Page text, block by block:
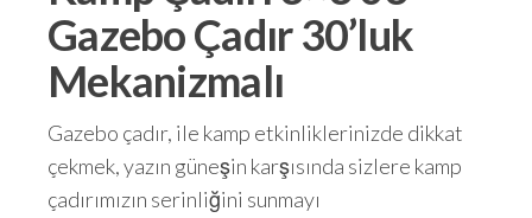
Gazebo Çadır 30’luk
Mekanizmalı
Gazebo çadır, ile kamp etkinliklerinizde dikkat
çekmek, yazın güneşin karşısında sizlere kamp
çadırımızın serinliğini sunmayı